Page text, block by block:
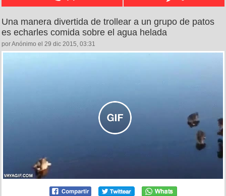
Una manera divertida de trollear a un grupo de patos
es echarles comida sobre el agua helada
por Anónimo el 29 dic 2015, 03:31